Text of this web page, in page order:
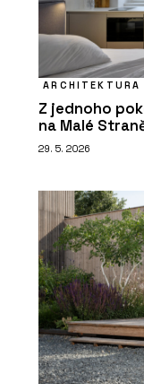
ARCHITEKTURA
Z jednoho
na Malé
29. 5. 2026